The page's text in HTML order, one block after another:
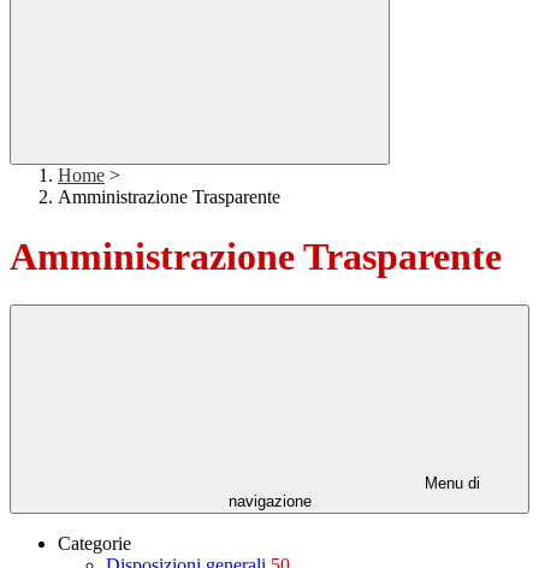
Home >
Amministrazione Trasparente
Amministrazione Trasparente
Menu di
navigazione
Categorie